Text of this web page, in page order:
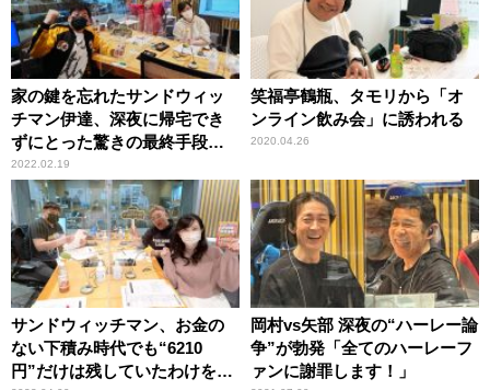
家の鍵を忘れたサンドウィッ
チマン伊達、深夜に帰宅でき
ずにとった驚きの最終手段
「だって入れないんだもん」
2022.02.19
笑福亭鶴瓶、タモリから「オ
ンライン飲み会」に誘われる
2020.04.26
サンドウィッチマン、お金の
ない下積み時代でも“6210
円”だけは残していたわけを明
岡村vs矢部 深夜の“ハーレー論
争”が勃発「全てのハーレーフ
ァンに謝罪します！」